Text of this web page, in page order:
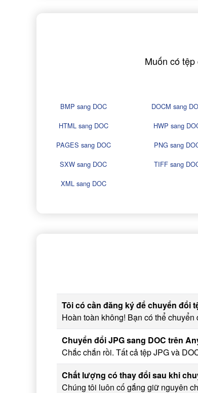
Muốn có
BMP sang DOC DOCM sang
HTML sang DOC
HWP sang
PAGES sang DOC
PNG sang
SXW sang DOC
TIFF sang
XML sang DOC
Tôi có cần đăng ký để chuyển đổi
Hoàn toàn không! Bạn có thể
Chuyển đổi JPG sang DOC trên
Chắc chắn rồi. Tất cả tệp JPG và
Chất lượng có thay đổi sau khi
Chúng tôi luôn cố gắng giữ nguyên